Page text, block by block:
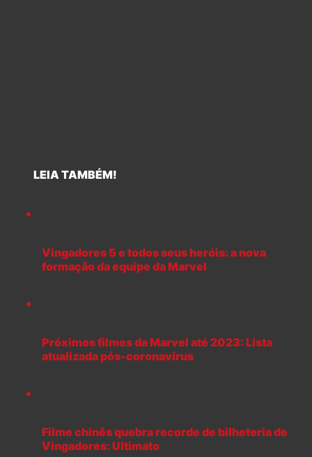
LEIA TAMBÉM!
Vingadores 5 e todos seus heróis: a nova
formação da equipe da Marvel
Próximos filmes da Marvel até 2023: Lista
atualizada pós-coronavírus
Filme chinês quebra recorde de bilheteria de
Vingadores: Ultimato